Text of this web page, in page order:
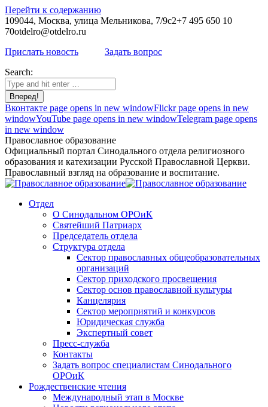
Перейти к содержанию
109044, Москва, улица Мельникова, 7/9с2+7 495 650 10
70otdelro@otdelro.ru
Прислать новость
Задать вопрос
Search:
Вконтакте page opens in new windowFlickr page opens in new
windowYouTube page opens in new windowTelegram page opens
in new window
Православное образование
Официальный портал Синодального отдела религиозного
образования и катехизации Русской Православной Церкви.
Православный взгляд на образование и воспитание.
Отдел
О Синодальном ОРОиК
Святейший Патриарх
Председатель отдела
Структура отдела
Сектор православных общеобразовательных
организаций
Сектор приходского просвещения
Сектор основ православной культуры
Канцелярия
Сектор мероприятий и конкурсов
Юридическая служба
Экспертный совет
Пресс-служба
Контакты
Задать вопрос специалистам Синодального
ОРОиК
Рождественские чтения
Международный этап в Москве